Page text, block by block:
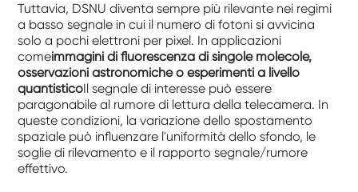
Tuttavia, DSNU diventa sempre più rilevante nei regimi
a basso segnale in cui il numero di fotoni si avvicina
solo a pochi elettroni per pixel. In applicazioni
comeimmagini di fluorescenza di singole molecole,
osservazioni astronomiche o esperimenti a livello
quantisticoIl segnale di interesse può essere
paragonabile al rumore di lettura della telecamera. In
queste condizioni, la variazione dello spostamento
spaziale può influenzare l'uniformità dello sfondo, le
soglie di rilevamento e il rapporto segnale/rumore
effettivo.